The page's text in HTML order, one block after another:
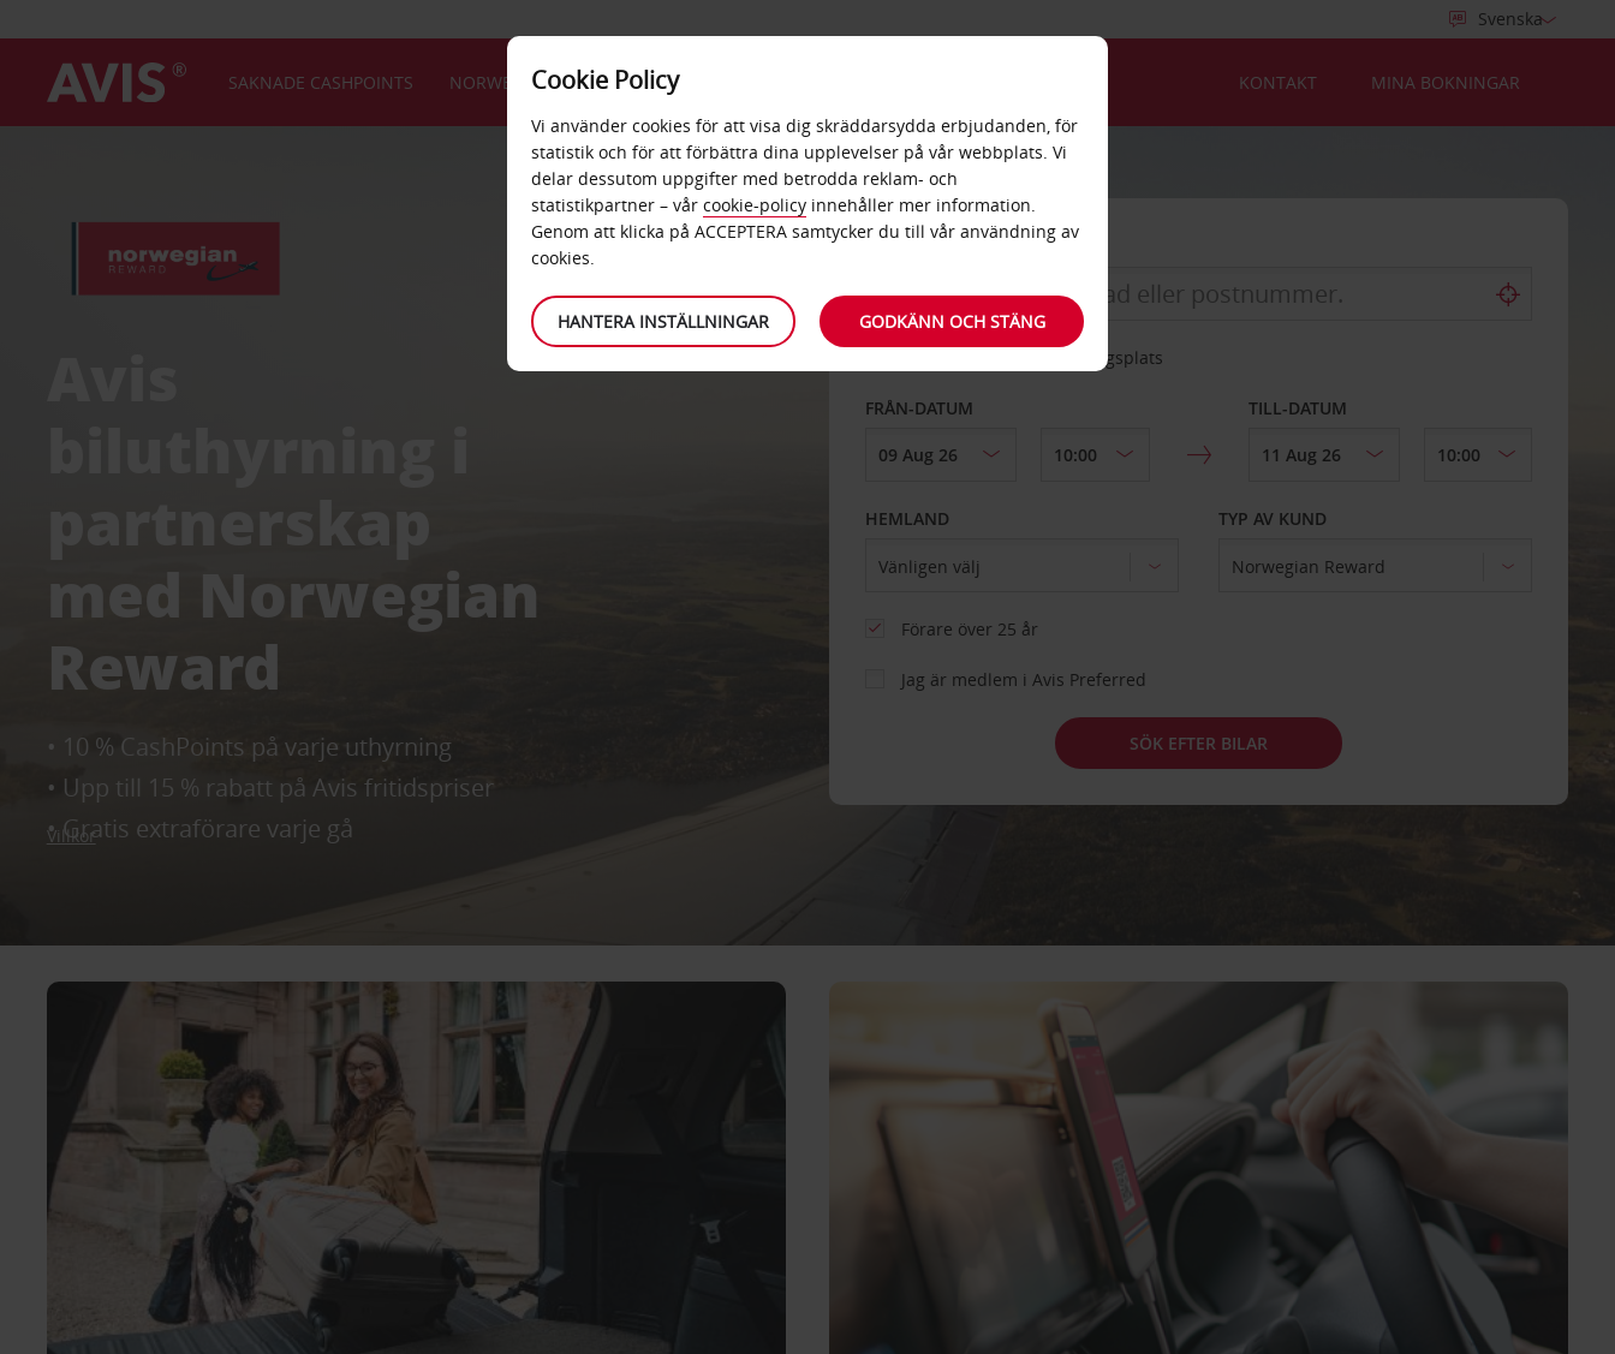
SAKNADE CASHPOINTS NORWEGIAN REWARD AVIS PREFERRED KONTAKT MINA BOKNINGAR
med Norwegian
Reward
• 10 % CashPoints på varje uthyrning
• Upp till 15 % rabatt på Avis fritidspriser
• Gratis extraförare varje gå
Villkor
Välj en annan återlämningsplats
FRÅN-DATUM TILL-DATUM
HEMLAND TYP AV KUND
Förare över 25 år
Jag är medlem i Avis Preferred
SÖK EFTER BILAR
Cookie Policy
Vi använder cookies för att visa dig skräddarsydda erbjudanden, för
statistik och för att förbättra dina upplevelser på vår webbplats. Vi
delar dessutom uppgifter med betrodda reklam- och
statistikpartner – vår cookie-policy innehåller mer information.
Genom att klicka på ACCEPTERA samtycker du till vår användning av
cookies.
HANTERA INSTÄLLNINGAR GODKÄNN OCH STÄNG